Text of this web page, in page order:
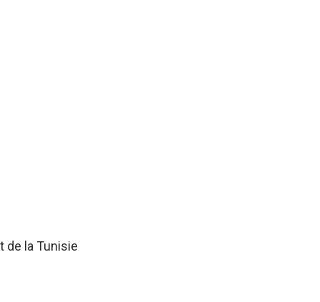
de la Tunisie